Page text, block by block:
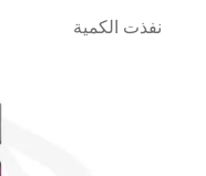
نفذت الكمية